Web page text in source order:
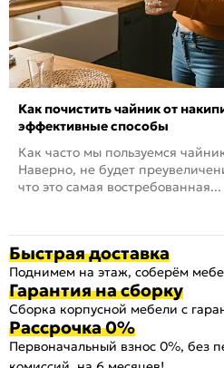
Как почистить чайник от
эффективные способы
Как часто мы пользуемся
Наверно, не будет
что это самая востребованная...
Быстрая доставка
Поднимем на этаж, соберём
Гарантия на сборку
Сборка корпусной мебели с
Рассрочка 0%
Первоначальный взнос 0%, без